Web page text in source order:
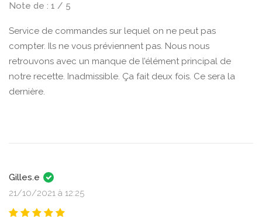
Note de : 1 / 5
Service de commandes sur lequel on ne peut pas
compter. Ils ne vous préviennent pas. Nous nous
retrouvons avec un manque de l’élément principal de
notre recette. Inadmissible. Ça fait deux fois. Ce sera la
dernière.
Gilles.e
21/10/2021 à 12:25